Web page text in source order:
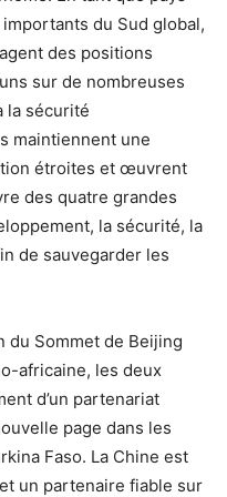
du Sud global,
des positions
sur de nombreuses
la sécurité
maintiennent une
étroites et œuvrent
des quatre grandes
la sécurité, la
de sauvegarder les
du Sommet de Beijing
africaine, les deux
d’un partenariat
page dans les
Faso. La Chine est
un partenaire fiable sur